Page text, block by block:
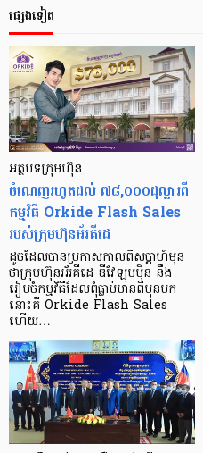
ផ្សេងទៀត
អត្ថបទក្រុមហ៊ុន
ចំណេញរហូតដល់ ៧៨,០០០ដុល្លារពី
កម្មវិធី Orkide Flash Sales
របស់ក្រុមហ៊ុនអ័រគីដេ
ដូចដែលបានប្រកាសកាលពីសប្តាហ៍មុន
ថាក្រុមហ៊ុនអ័រគីដេ ឌីវែឡុបម៉ិន នឹង
រៀបចំកម្មវិធីដែលពុំធ្លាប់មានពីមុនមក
នោះគឺ Orkide Flash Sales
ហើយ…